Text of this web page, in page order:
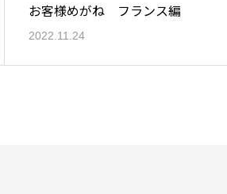
お客様めがね フランス編
2022.11.24